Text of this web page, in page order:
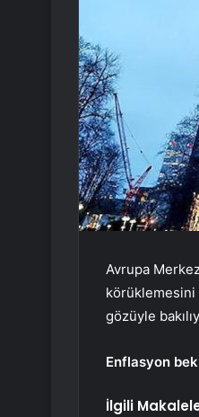
Avrupa
körüklemesini
gözüyle
Enflasyon
İlgili